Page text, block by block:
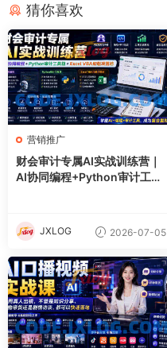
猜你喜欢
营销推广
财会审计专属AI实战训练营｜
AI协同编程+Python审计工具
JXLOG 2026-07-05